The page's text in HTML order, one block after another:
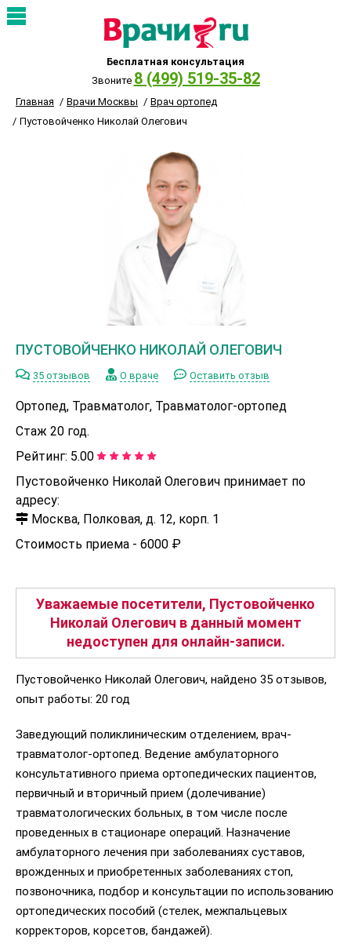
Бесплатная консультация
Звоните 8 (499) 519-35-82
Главная Врачи Москвы
Врач ортопед
Пустовойченко Николай Олегович
ПУСТОВОЙЧЕНКО НИКОЛАЙ ОЛЕГОВИЧ
35 отзывов О враче Оставить отзыв
Ортопед, Травматолог, Травматолог-ортопед
Стаж 20 год.
Рейтинг: 5.00
Пустовойченко Николай Олегович принимает по
адресу:
Москва, Полковая, д. 12, корп. 1
Стоимость приема - 6000 ₽
Уважаемые посетители, Пустовойченко
Николай Олегович в данный момент
недоступен для онлайн-записи.
Пустовойченко Николай Олегович, найдено 35 отзывов,
опыт работы: 20 год
Заведующий поликлиническим отделением, врач-
травматолог-ортопед. Ведение амбулаторного
консультативного приема ортопедических пациентов,
первичный и вторичный прием (долечивание)
травматологических больных, в том числе после
проведенных в стационаре операций. Назначение
амбулаторного лечения при заболеваниях суставов,
врожденных и приобретенных заболеваниях стоп,
позвоночника, подбор и консультации по использованию
ортопедических пособий (стелек, межпальцевых
корректоров, корсетов, бандажей).